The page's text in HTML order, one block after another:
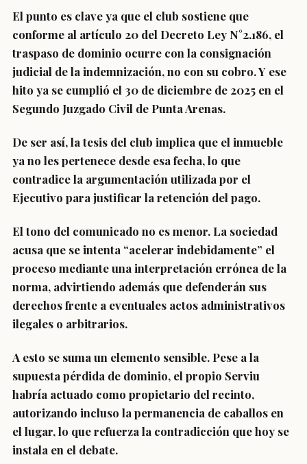
El punto es clave ya que el club sostiene que
conforme al artículo 20 del Decreto Ley N°2.186, el
traspaso de dominio ocurre con la consignación
judicial de la indemnización, no con su cobro. Y ese
hito ya se cumplió el 30 de diciembre de 2025 en el
Segundo Juzgado Civil de Punta Arenas.
De ser así, la tesis del club implica que el inmueble
ya no les pertenece desde esa fecha, lo que
contradice la argumentación utilizada por el
Ejecutivo para justificar la retención del pago.
El tono del comunicado no es menor. La sociedad
acusa que se intenta “acelerar indebidamente” el
proceso mediante una interpretación errónea de la
norma, advirtiendo además que defenderán sus
derechos frente a eventuales actos administrativos
ilegales o arbitrarios.
A esto se suma un elemento sensible. Pese a la
supuesta pérdida de dominio, el propio Serviu
habría actuado como propietario del recinto,
autorizando incluso la permanencia de caballos en
el lugar, lo que refuerza la contradicción que hoy se
instala en el debate.